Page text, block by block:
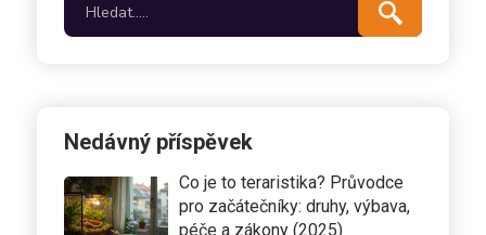
Nedávný příspěvek
Co je to teraristika? Průvodce
pro začátečníky: druhy, výbava,
péče a zákony (2025)